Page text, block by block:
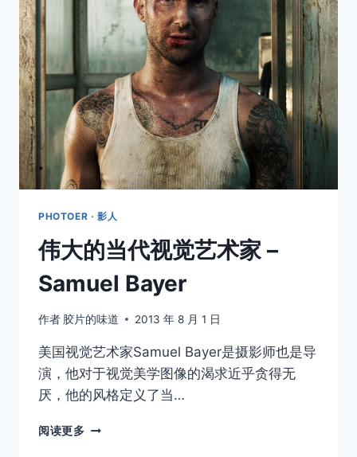
门
PHOTOER · 影人
伟大的当代视觉艺术家 –
Samuel Bayer
作者 胶片的味道 2013 年 8 月 1 日
美国视觉艺术家Samuel Bayer是摄影师也是导
演，他对于视觉美学图像的渴求近乎贪得无
厌，他的风格定义了当…
阅读更多